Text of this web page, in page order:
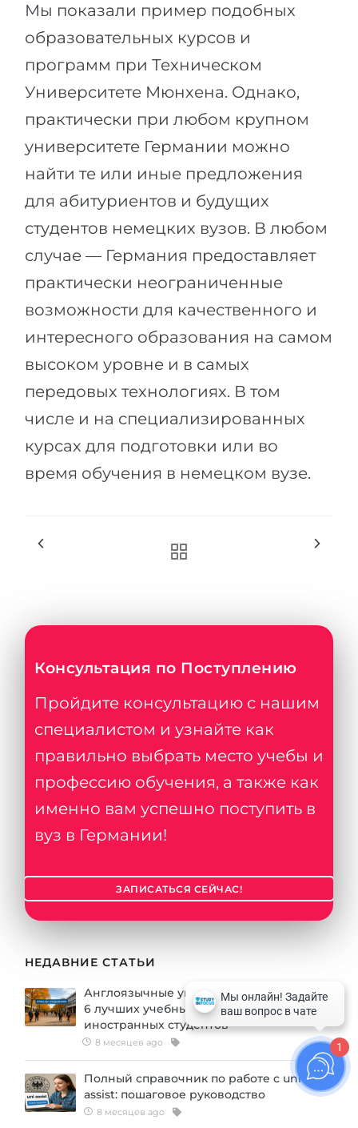
Мы показали пример подобных
образовательных курсов и
программ при Техническом
Университете Мюнхена. Однако,
практически при любом крупном
университете Германии можно
найти те или иные предложения
для абитуриентов и будущих
студентов немецких вузов. В любом
случае — Германия предоставляет
практически неограниченные
возможности для качественного и
интересного образования на самом
высоком уровне и в самых
передовых технологиях. В том
числе и на специализированных
курсах для подготовки или во
время обучения в немецком вузе.
Консультация по Поступлению
Пройдите консультацию с нашим
специалистом и узнайте как
правильно выбрать место учебы и
профессию обучения, а также как
именно вам успешно поступить в
вуз в Германии!
ЗАПИСАТЬСЯ СЕЙЧАС!
НЕДАВНИЕ СТАТЬИ
Англоязычные университеты Германии:
6 лучших учебных заведений для
иностранных студентов
8 месяцев ago
Полный справочник по работе с uni
assist: пошаговое руководство
8 месяцев ago
1